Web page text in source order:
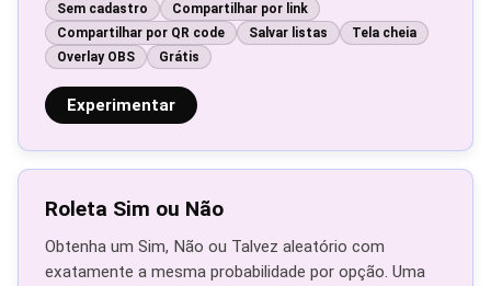
Sem cadastro
Compartilhar por link
Compartilhar por QR code
Salvar listas
Tela cheia
Overlay OBS
Grátis
Experimentar
Roleta Sim ou Não
Obtenha um Sim, Não ou Talvez aleatório com
exatamente a mesma probabilidade por opção. Uma